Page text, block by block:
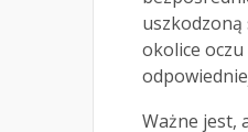
okolice oczu
Ważne jest,